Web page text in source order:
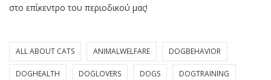
στο επίκεντρο του περιοδικού μας!
ALL ABOUT CATS ANIMALWELFARE DOGBEHAVIOR
DOGHEALTH DOGLOVERS DOGS DOGTRAINING